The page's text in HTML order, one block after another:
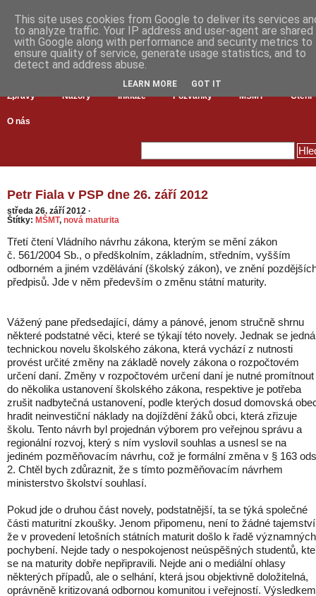
Zprávy Názory Inkluze Pozvánky MŠMT Čtení
O nás
Petr Fiala v PSP dne 26. září 2012
středa 26. září 2012 ·
Štítky: MŠMT, nová maturita
Třetí čtení Vládního návrhu zákona, kterým se mění zákon
č. 561/2004 Sb., o předškolním, základním, středním, vyšším
odborném a jiném vzdělávání (školský zákon), ve znění
předpisů. Jde v něm především o změnu státní maturity.
Vážený pane předsedající, dámy a pánové, jenom stručně shrnu
některé podstatné věci, které se týkají této novely. Jednak se
technickou novelu školského zákona, která vychází z nutnosti
provést určité změny na základě novely zákona o rozpočtovém
určení daní. Změny v rozpočtovém určení daní je nutné promítnout
do několika ustanovení školského zákona, respektive je potřeba
zrušit nadbytečná ustanovení, podle kterých dosud domovská
hradit neinvestiční náklady na dojíždění žáků obci, která zřizuje
školu. Tento návrh byl projednán výborem pro veřejnou správu a
regionální rozvoj, který s ním vyslovil souhlas a usnesl se na
jediném pozměňovacím návrhu, což je formální změna v § 163
2. Chtěl bych zdůraznit, že s tímto pozměňovacím návrhem
ministerstvo školství souhlasí.
Pokud jde o druhou část novely, podstatnější, ta se týká společné
části maturitní zkoušky. Jenom připomenu, není to žádné
že v provedení letošních státních maturit došlo k řadě významných
pochybení. Nejde tady o nespokojenost neúspěšných studentů,
se na maturity dobře nepřipravili. Nejde ani o mediální ohlasy
některých případů, ale o selhání, která jsou objektivně doložitelná,
oprávněně kritizovaná odbornou komunitou i veřejností. Výsledkem
This site uses cookies from Google to deliver its services
to analyze traffic. Your IP address and user-agent are shared
with Google along with performance and security metrics to
ensure quality of service, generate usage statistics, and to
detect and address abuse.
LEARN MORE GOT IT